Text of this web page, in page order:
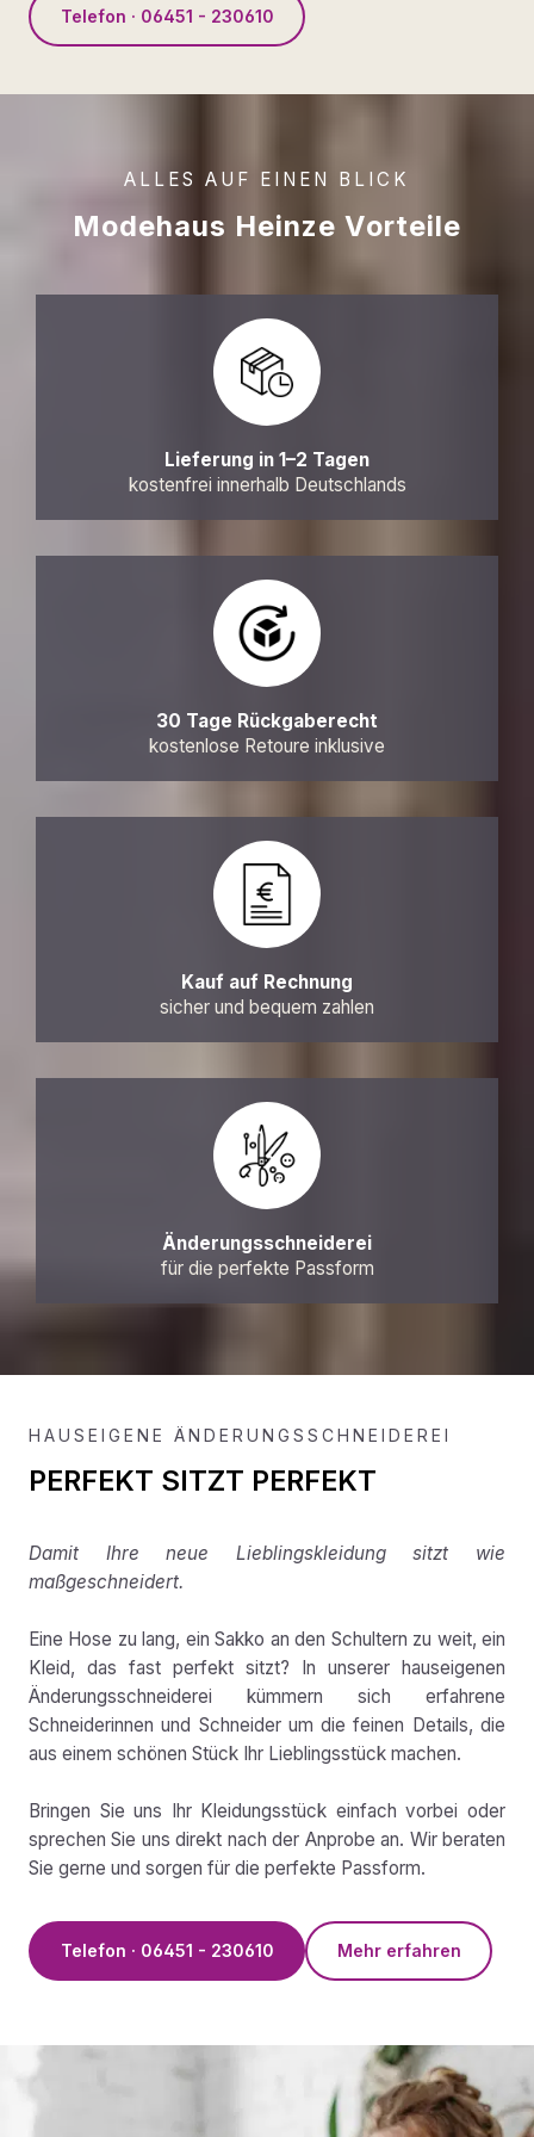
Telefon · 06451 - 230610
ALLES AUF EINEN BLICK
Modehaus Heinze Vorteile
Lieferung in 1–2 Tagen
kostenfrei innerhalb Deutschlands
30 Tage Rückgaberecht
kostenlose Retoure inklusive
Kauf auf Rechnung
sicher und bequem zahlen
Änderungsschneiderei
für die perfekte Passform
HAUSEIGENE ÄNDERUNGSSCHNEIDEREI
PERFEKT SITZT PERFEKT
Damit Ihre neue Lieblingskleidung sitzt wie
maßgeschneidert.
Eine Hose zu lang, ein Sakko an den Schultern zu weit, ein
Kleid, das fast perfekt sitzt? In unserer hauseigenen
Änderungsschneiderei kümmern sich erfahrene
Schneiderinnen und Schneider um die feinen Details, die
aus einem schönen Stück Ihr Lieblingsstück machen.
Bringen Sie uns Ihr Kleidungsstück einfach vorbei oder
sprechen Sie uns direkt nach der Anprobe an. Wir beraten
Sie gerne und sorgen für die perfekte Passform.
Telefon · 06451 - 230610 Mehr erfahren